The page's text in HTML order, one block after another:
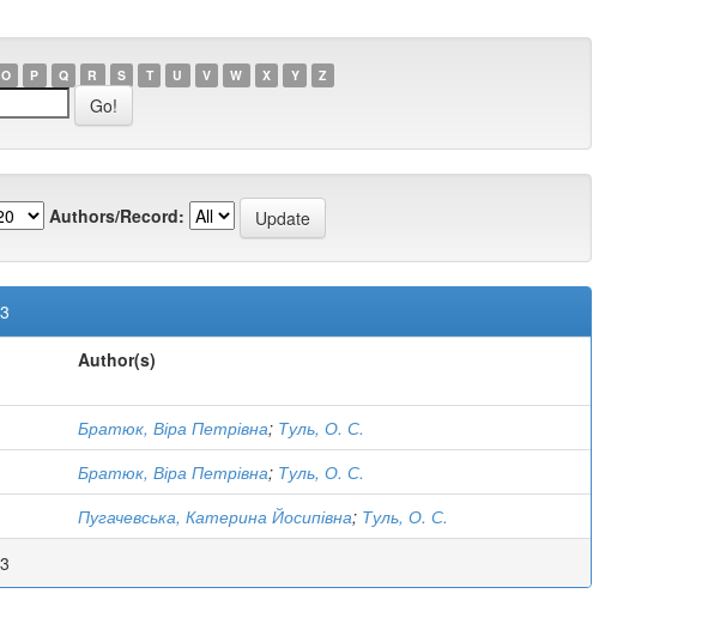
O P Q R S T U V W X Y Z
Authors/Record:
Author(s)
Братюк, Віра Петрівна; Туль, О. С.
Братюк, Віра Петрівна; Туль, О. С.
Пугачевська, Катерина Йосипівна; Туль, О. С.